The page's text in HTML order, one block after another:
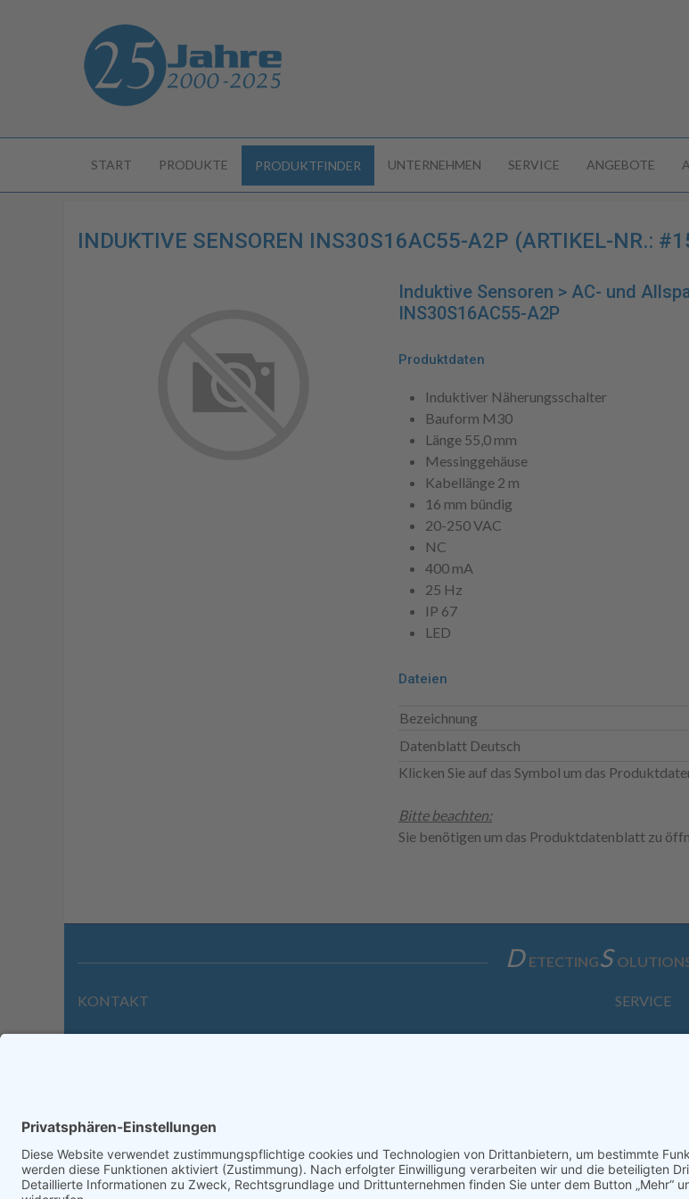
START PRODUKTE PRODUKTFINDER UNTERNEHMEN SERVICE ANGEBOTE
INDUKTIVE SENSOREN INS30S16AC55-A2P (ARTIKEL-NR.:
Induktive Sensoren > AC- und
INS30S16AC55-A2P
Produktdaten
Induktiver Näherungsschalter
Bauform M30
Länge 55,0 mm
Messinggehäuse
Kabellänge 2 m
16 mm bündig
20-250 VAC
NC
400 mA
25 Hz
IP 67
LED
Dateien
Bezeichnung
Datenblatt Deutsch
Klicken Sie auf das Symbol um das
Bitte beachten:
Sie benötigen um das Produktdatenblatt zu
D ETECTINGS
KONTAKT
Wilhelmstraße 39 | 64646 Heppenheim
info@dietz-sensortechnik.de
SERVICE
Anfrage
Impressum Datenschutzerklärung